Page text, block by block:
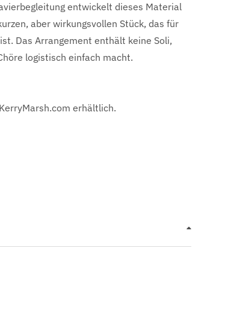
entwickelt dieses Material
aber wirkungsvollen Stück, das für
Das Arrangement enthält keine Soli,
logistisch einfach macht.
erhältlich.